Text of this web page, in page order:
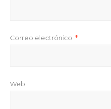
Correo electrónico *
Web